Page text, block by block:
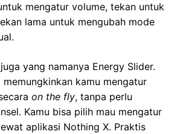
mengatur volume, tekan untuk
lama untuk mengubah mode
yang namanya Energy Slider.
kamu mengatur
on the fly, tanpa perlu
Kamu bisa pilih mau mengatur
aplikasi Nothing X. Praktis